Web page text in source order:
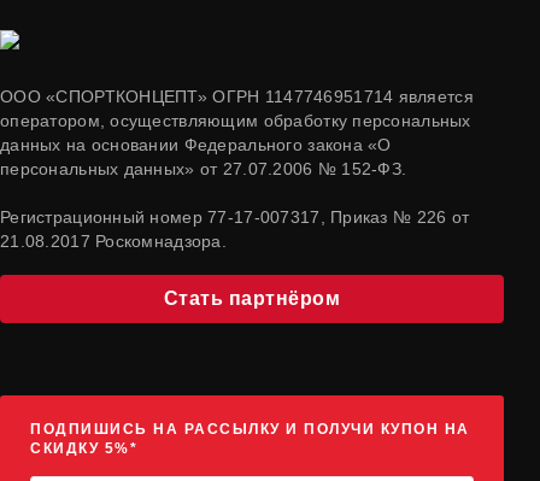
ООО «СПОРТКОНЦЕПТ» ОГРН 1147746951714 является
оператором, осуществляющим обработку персональных
данных на основании Федерального закона «О
персональных данных» от 27.07.2006 № 152-ФЗ.
Регистрационный номер 77-17-007317, Приказ № 226 от
21.08.2017 Роскомнадзора.
Стать партнёром
ПОДПИШИСЬ НА РАССЫЛКУ И ПОЛУЧИ КУПОН НА
СКИДКУ 5%*